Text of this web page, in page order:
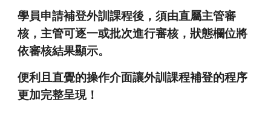
學員申請補登外訓課程後，須由直屬主管審
核，主管可逐一或批次進行審核，狀態欄位將
依審核結果顯示。
便利且直覺的操作介面讓外訓課程補登的程序
更加完整呈現！